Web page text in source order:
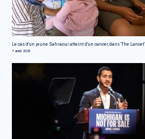
Le cas d'un jeune Sahraoui atteint d'un cancer, dans 'The Lancet'
7 août 2026